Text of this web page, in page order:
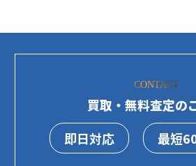
CONTACT
買取・無料査定の
即日対応
最短